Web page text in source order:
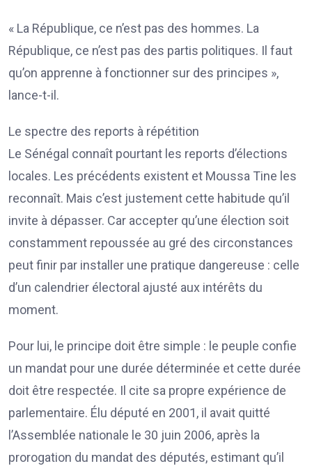
« La République, ce n’est pas des hommes. La
République, ce n’est pas des partis politiques. Il faut
qu’on apprenne à fonctionner sur des principes »,
lance-t-il.
Le spectre des reports à répétition
Le Sénégal connaît pourtant les reports d’élections
locales. Les précédents existent et Moussa Tine les
reconnaît. Mais c’est justement cette habitude qu’il
invite à dépasser. Car accepter qu’une élection soit
constamment repoussée au gré des circonstances
peut finir par installer une pratique dangereuse : celle
d’un calendrier électoral ajusté aux intérêts du
moment.
Pour lui, le principe doit être simple : le peuple confie
un mandat pour une durée déterminée et cette durée
doit être respectée. Il cite sa propre expérience de
parlementaire. Élu député en 2001, il avait quitté
l’Assemblée nationale le 30 juin 2006, après la
prorogation du mandat des députés, estimant qu’il